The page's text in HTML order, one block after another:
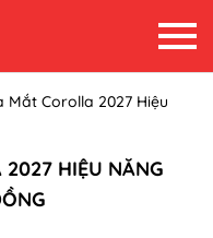
Mắt Corolla 2027 Hiệu
2027 HIỆU NĂNG